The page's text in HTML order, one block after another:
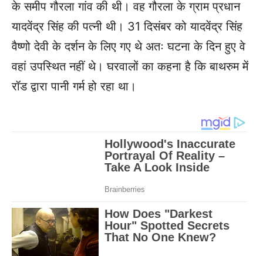
के समीप गौरला गांव की थी। वह गौरला के ग्राम प्रधान
यादवेंद्र सिंह की पत्नी थी। 31 दिसंबर को यादवेंद्र सिंह
वैष्णो देवी के दर्शन के लिए गए थे अतः घटना के दिन हुए वे
वहां उपस्थित नहीं थे। घरवालों का कहना है कि बाथरुम में
रॉड द्वारा पानी गर्म हो रहा था।